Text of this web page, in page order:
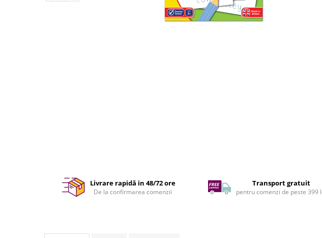
Livrare rapidă in 48/72 ore
De la confirmarea comenzii
Transport gratuit
pentru comenzi de peste 399